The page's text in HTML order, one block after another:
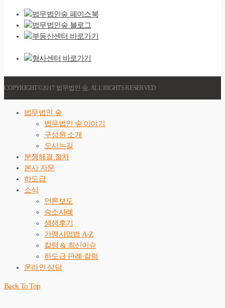
COPYRIGHT©2017 법무법인 숲. ALL RIGHTS RESERVED
법무법인 숲
법무법인 숲 이야기
구성원 소개
오시는길
분쟁해결 절차
본사 자문
하도급
소식
언론보도
승소사례
생생후기
가맹사업법 A-Z
칼럼 & 최신이슈
하도급 판례·칼럼
온라인 상담
Back To Top